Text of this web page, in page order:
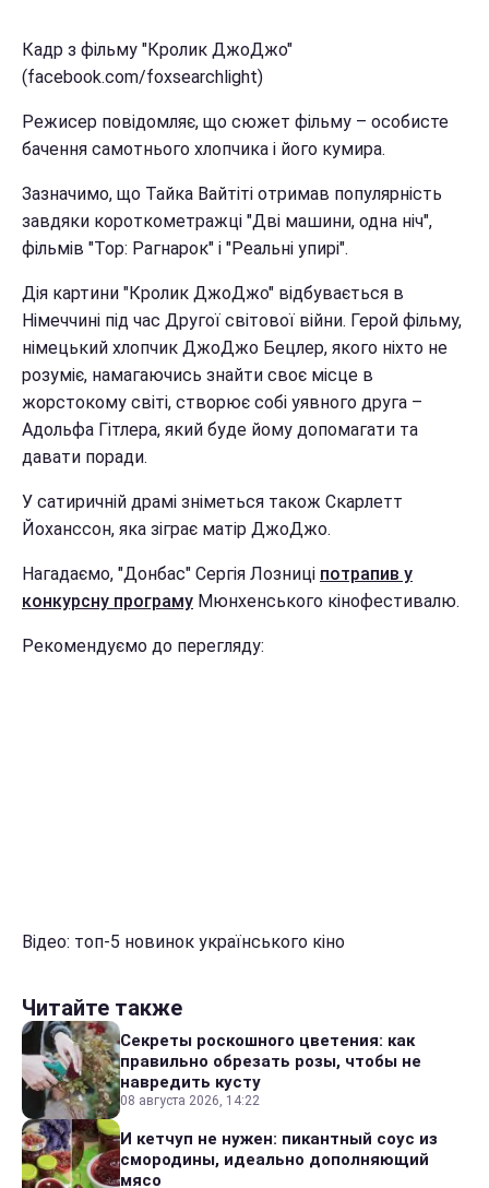
Кадр з фільму "Кролик ДжоДжо"
(facebook.com/foxsearchlight)
Режисер повідомляє, що сюжет фільму – особисте
бачення самотнього хлопчика і його кумира.
Зазначимо, що Тайка Вайтіті отримав популярність
завдяки короткометражці "Дві машини, одна ніч",
фільмів "Тор: Рагнарок" і "Реальні упирі".
Дія картини "Кролик ДжоДжо" відбувається в
Німеччині під час Другої світової війни. Герой фільму,
німецький хлопчик ДжоДжо Бецлер, якого ніхто не
розуміє, намагаючись знайти своє місце в
жорстокому світі, створює собі уявного друга –
Адольфа Гітлера, який буде йому допомагати та
давати поради.
У сатиричній драмі зніметься також Скарлетт
Йоханссон, яка зіграє матір ДжоДжо.
Нагадаємо, "Донбас" Сергія Лозниці потрапив у
конкурсну програму Мюнхенського кінофестивалю.
Рекомендуємо до перегляду:
Відео: топ-5 новинок українського кіно
Читайте также
Секреты роскошного цветения: как
правильно обрезать розы, чтобы не
навредить кусту
08 августа 2026, 14:22
И кетчуп не нужен: пикантный соус из
смородины, идеально дополняющий
мясо